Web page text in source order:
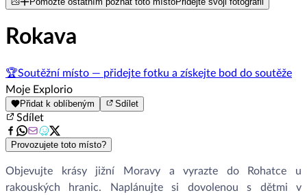
Rokava
🏆Soutěžní místo — přidejte fotku a získejte bod do soutěže
Moje Explorio
Přidat k oblíbeným Sdílet
Sdílet
Provozujete toto místo?
Objevujte krásy jižní Moravy a vyrazte do Rohatce u
rakouských hranic. Naplánujte si dovolenou s dětmi v